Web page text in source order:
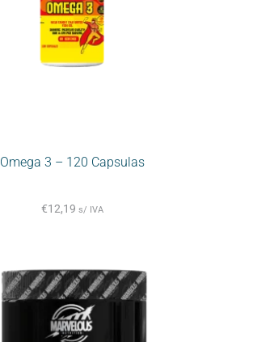
Omega 3 – 120 Capsulas
€12,19 s/ IVA